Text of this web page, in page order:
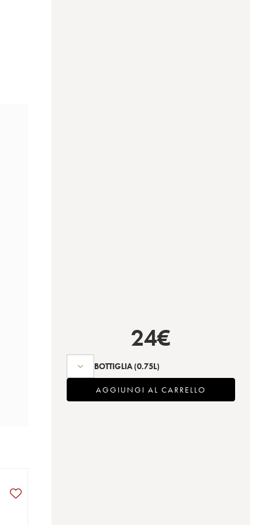
24€
BOTTIGLIA (0.75L)
AGGIUNGI AL CARRELLO